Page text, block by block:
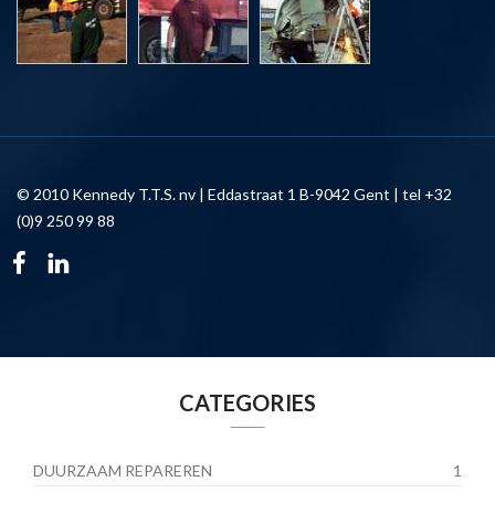
© 2010 Kennedy T.T.S. nv | Eddastraat 1 B-9042 Gent | tel +32
(0)9 250 99 88
CATEGORIES
DUURZAAM REPAREREN 1